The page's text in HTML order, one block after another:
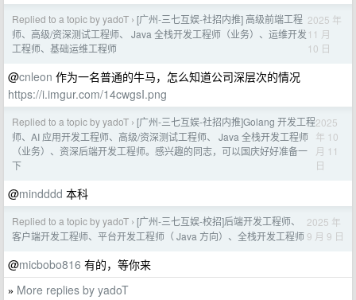
Replied to a topic by yadoT › [广州-三七互娱-社招内推] 高级前端工程
师、高级/资深测试工程师、 Java 全栈开发工程师（业务）、运维开发
工程师、基础运维工程师
2025 年
11 月
10 日
@cnleon 作为一名普通的牛马，怎么知道公司深层次的情况
https://i.imgur.com/14cwgsI.png
Replied to a topic by yadoT › [广州-三七互娱-社招内推]Golang 开发工程
师、AI 应用开发工程师、高级/资深测试工程师、 Java 全栈开发工程师
（业务）、资深后端开发工程师。感兴趣的同志，可以国庆好好准备一
下
2025
年 10
月 11
日
@mindddd 本科
Replied to a topic by yadoT › [广州-三七互娱-校招]后端开发工程师、
客户端开发工程师、平台开发工程师（ Java 方向）、全栈开发工程师
2025 年
9 月 9 日
@micbobo816 有的，等你来
» More replies by yadoT